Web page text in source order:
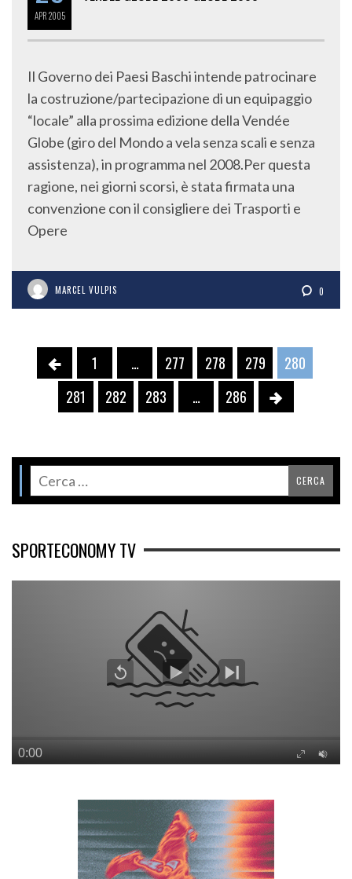
APR2005
Il Governo dei Paesi Baschi intende patrocinare
la costruzione/partecipazione di un equipaggio
“locale” alla prossima edizione della Vendée
Globe (giro del Mondo a vela senza scali e senza
assistenza), in programma nel 2008.Per questa
ragione, nei giorni scorsi, è stata firmata una
convenzione con il consigliere dei Trasporti e
Opere
MARCEL VULPIS 0
1 … 277 278 279
280
281
282 283 … 286
SPORTECONOMY TV